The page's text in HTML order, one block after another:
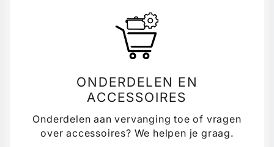
ONDERDELEN EN
ACCESSOIRES
Onderdelen aan vervanging toe of vragen
over accessoires? We helpen je graag.